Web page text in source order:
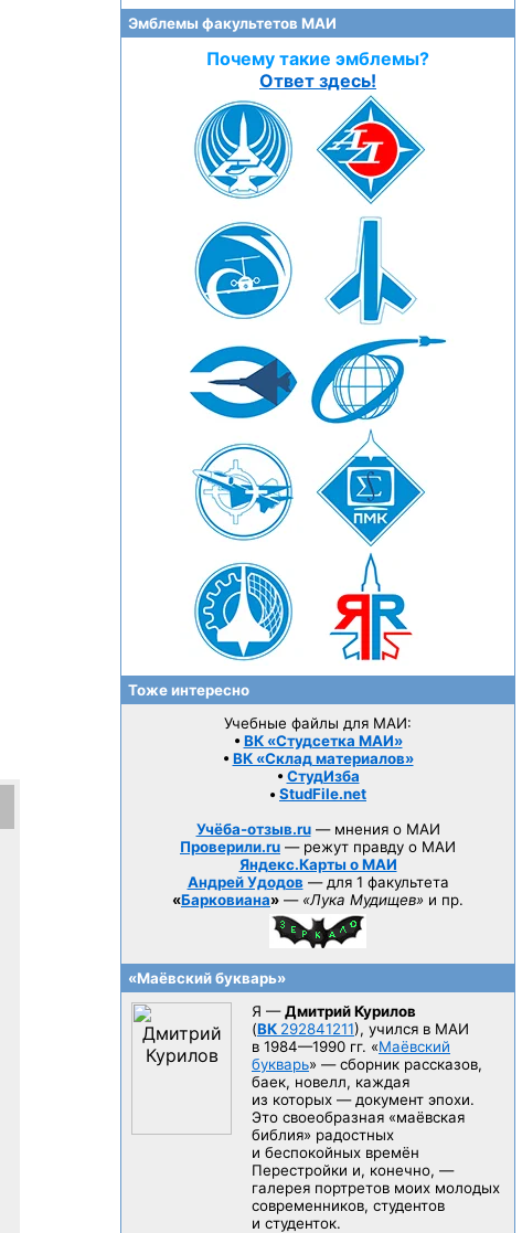
Эмблемы факультетов МАИ
Почему такие эмблемы?
Ответ здесь!
Тоже интересно
Учебные файлы для МАИ:
• ВК «Студсетка МАИ»
• ВК «Склад материалов»
• СтудИзба
• StudFile.net
Учёба-отзыв.ru— мнения о МАИ
Проверили.ru — режут правду о МАИ
Яндекс.Карты о МАИ
Андрей Удодов — для 1 факультета
«Барковиана» — «Лука Мудищев» и пр.
«Маёвский букварь»
Я —Дмитрий Курилов
(ВК 292841211), учился в МАИ
в 1984—1990 гг. «Маёвский
букварь» — сборник рассказов,
баек, новелл, каждая
из которых — документ эпохи.
Это своеобразная «маёвская
библия» радостных
и беспокойных времён
Перестройки и, конечно, —
галерея портретов моих молодых
современников, студентов
и студенток.